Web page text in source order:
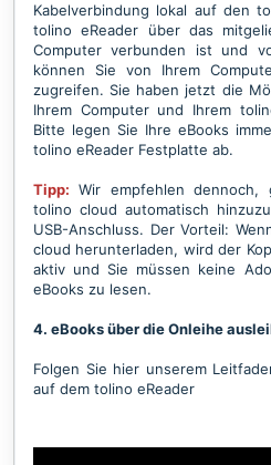
Kabelverbindung lokal auf den
tolino eReader über das
Computer verbunden ist und
können Sie von Ihrem
zugreifen. Sie haben jetzt die
Ihrem Computer und Ihrem
Bitte legen Sie Ihre eBooks
tolino eReader Festplatte ab.
Tipp: Wir empfehlen dennoch,
tolino cloud automatisch
USB-Anschluss. Der Vorteil:
cloud herunterladen, wird der
aktiv und Sie müssen keine
eBooks zu lesen.
4. eBooks über die Onleihe
Folgen Sie hier unserem
auf dem tolino eReader